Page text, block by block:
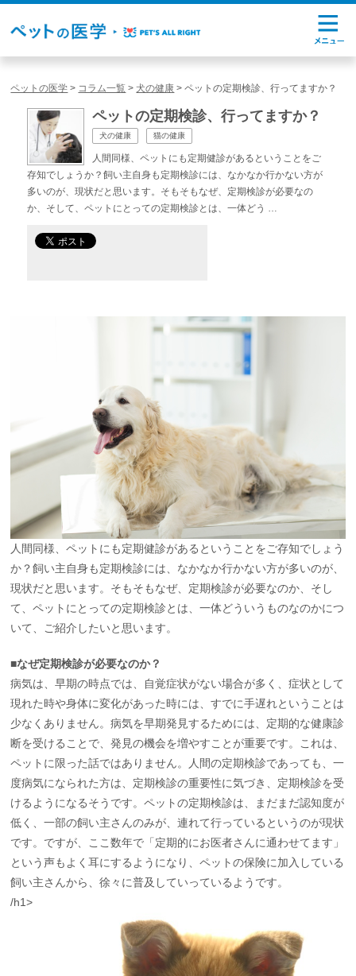
ペットの医学 > コラム一覧 >犬の健康 >ペットの定期検診、行ってますか？
ペットの定期検診、行ってますか？
犬の健康 猫の健康
人間同様、ペットにも定期健診があるということをご
存知でしょうか？飼い主自身も定期検診には、なかなか行かない方が
多いのが、現状だと思います。そもそもなぜ、定期検診が必要なの
か、そして、ペットにとっての定期検診とは、一体どう …
人間同様、ペットにも定期健診があるということをご存知でしょう
か？飼い主自身も定期検診には、なかなか行かない方が多いのが、
現状だと思います。そもそもなぜ、定期検診が必要なのか、そし
て、ペットにとっての定期検診とは、一体どういうものなのかにつ
いて、ご紹介したいと思います。
■なぜ定期検診が必要なのか？
病気は、早期の時点では、自覚症状がない場合が多く、症状として
現れた時や身体に変化があった時には、すでに手遅れということは
少なくありません。病気を早期発見するためには、定期的な健康診
断を受けることで、発見の機会を増やすことが重要です。これは、
ペットに限った話ではありません。人間の定期検診であっても、一
度病気になられた方は、定期検診の重要性に気づき、定期検診を受
けるようになるそうです。ペットの定期検診は、まだまだ認知度が
低く、一部の飼い主さんのみが、連れて行っているというのが現状
です。ですが、ここ数年で「定期的にお医者さんに通わせてます」
という声もよく耳にするようになり、ペットの保険に加入している
飼い主さんから、徐々に普及していっているようです。
/h1>